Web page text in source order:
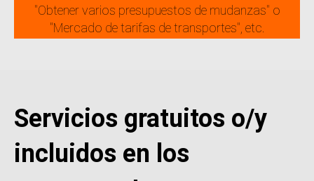
"Obtener varios presupuestos de mudanzas" o
"Mercado de tarifas de transportes", etc.
Servicios gratuitos o/y
incluidos en los